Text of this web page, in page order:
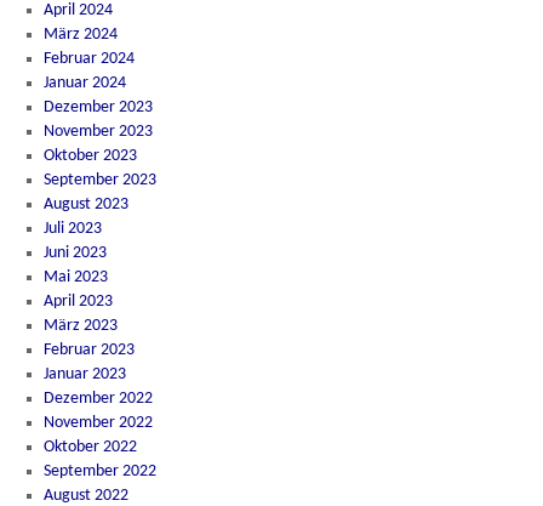
April 2024
März 2024
Februar 2024
Januar 2024
Dezember 2023
November 2023
Oktober 2023
September 2023
August 2023
Juli 2023
Juni 2023
Mai 2023
April 2023
März 2023
Februar 2023
Januar 2023
Dezember 2022
November 2022
Oktober 2022
September 2022
August 2022